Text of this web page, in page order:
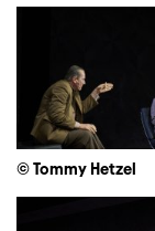
© Tommy Hetzel